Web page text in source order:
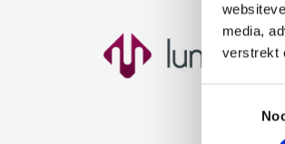
media,
verstrekt